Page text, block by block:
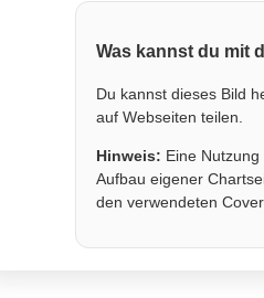
Was kannst du mit
Du kannst dieses Bild
auf Webseiten teilen.
Hinweis: Eine Nutzung
Aufbau eigener
den verwendeten